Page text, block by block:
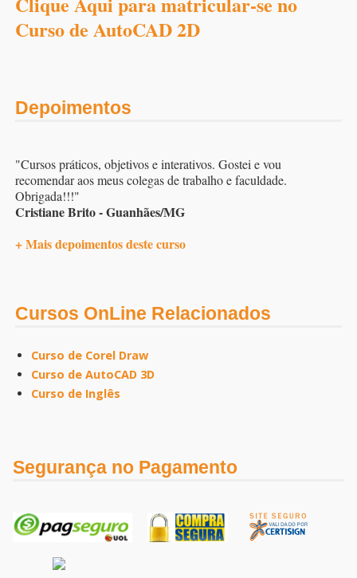
Curso de AutoCAD 2D
Depoimentos
"Cursos práticos, objetivos e interativos. Gostei e vou
recomendar aos meus colegas de trabalho e faculdade.
Obrigada!!!"
Cristiane Brito - Guanhães/MG
+ Mais depoimentos deste curso
Cursos OnLine Relacionados
Curso de Corel Draw
Curso de AutoCAD 3D
Curso de Inglês
Segurança no Pagamento